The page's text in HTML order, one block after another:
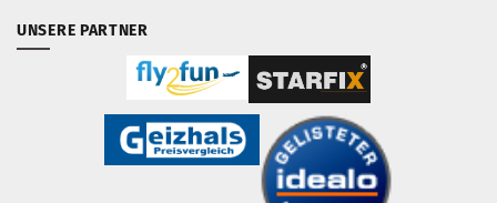
UNSERE PARTNER